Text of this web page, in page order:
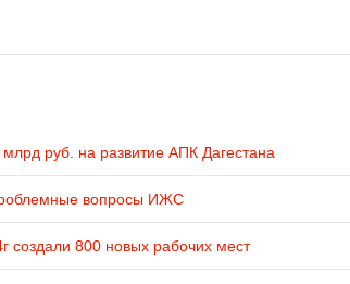
руб. на развитие АПК Дагестана
вопросы ИЖС
создали 800 новых рабочих мест